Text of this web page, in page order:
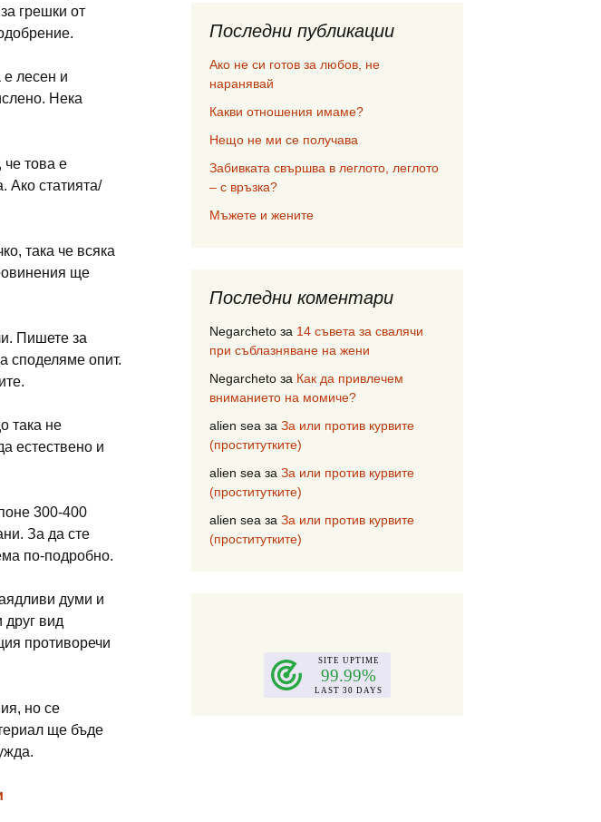
грешки от
лесен и
Нека
че това е
Ако статията/
така че всяка
ще
Пишете за
споделяме опит.
така не
естествено и
300-400
За да сте
по-подробно.
думи и
друг вид
противоречи
но се
ще бъде
Последни публикации
Ако не си готов за любов, не
наранявай
Какви отношения имаме?
Нещо не ми се получава
Забивката свършва в леглото, леглото
– с връзка?
Мъжете и жените
Последни коментари
Negarcheto за 14 съвета за свалячи
при съблазняване на жени
Negarcheto за Как да привлечем
вниманието на момиче?
alien sea за За или против курвите
(проститутките)
alien sea за За или против курвите
(проститутките)
alien sea за За или против курвите
(проститутките)